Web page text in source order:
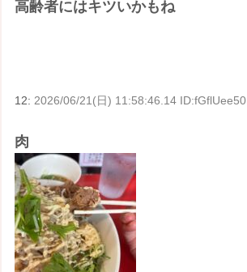
高齢者にはキツいかもね
12: 2026/06/21(日) 11:58:46.14 ID:fGflUee50
肉